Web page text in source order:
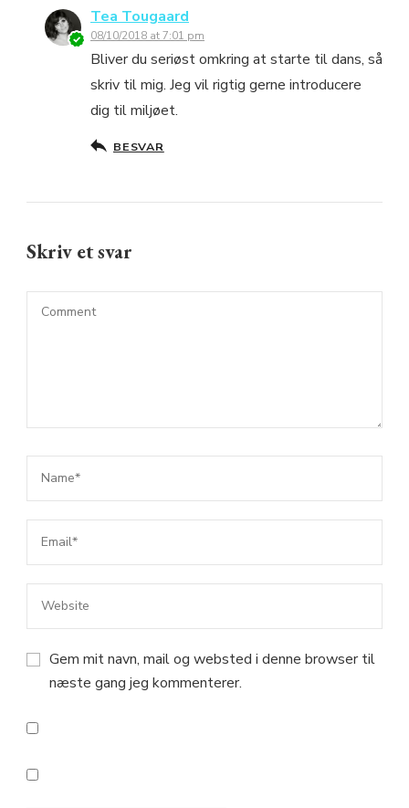
Tea Tougaard
08/10/2018 at 7:01 pm
Bliver du seriøst omkring at starte til dans, så
skriv til mig. Jeg vil rigtig gerne introducere
dig til miljøet.
BESVAR
Skriv et svar
Gem mit navn, mail og websted i denne browser til
næste gang jeg kommenterer.